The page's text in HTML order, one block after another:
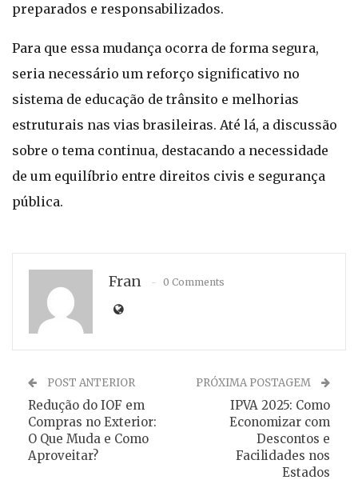
preparados e responsabilizados.
Para que essa mudança ocorra de forma segura,
seria necessário um reforço significativo no
sistema de educação de trânsito e melhorias
estruturais nas vias brasileiras. Até lá, a discussão
sobre o tema continua, destacando a necessidade
de um equilíbrio entre direitos civis e segurança
pública.
Fran 0 Comments
POST ANTERIOR
Redução do IOF em
Compras no Exterior:
O Que Muda e Como
Aproveitar?
PRÓXIMA POSTAGEM
IPVA 2025: Como
Economizar com
Descontos e
Facilidades nos
Estados